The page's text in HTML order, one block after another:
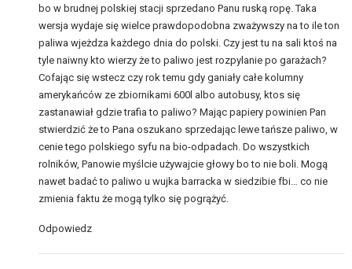
bo w brudnej polskiej stacji sprzedano Panu ruską ropę. Taka
wersja wydaje się wielce prawdopodobna zważywszy na to ile ton
paliwa wjeżdza każdego dnia do polski. Czy jest tu na sali ktoś na
tyle naiwny kto wierzy że to paliwo jest rozpylanie po garażach?
Cofając się wstecz czy rok temu gdy ganiały całe kolumny
amerykańców ze zbiornikami 600l albo autobusy, ktos się
zastanawiał gdzie trafia to paliwo? Mając papiery powinien Pan
stwierdzić że to Pana oszukano sprzedając lewe tańsze paliwo, w
cenie tego polskiego syfu na bio-odpadach. Do wszystkich
rolników, Panowie myślcie używajcie głowy bo to nie boli. Mogą
nawet badać to paliwo u wujka barracka w siedzibie fbi… co nie
zmienia faktu że mogą tylko się pogrążyć.
Odpowiedz